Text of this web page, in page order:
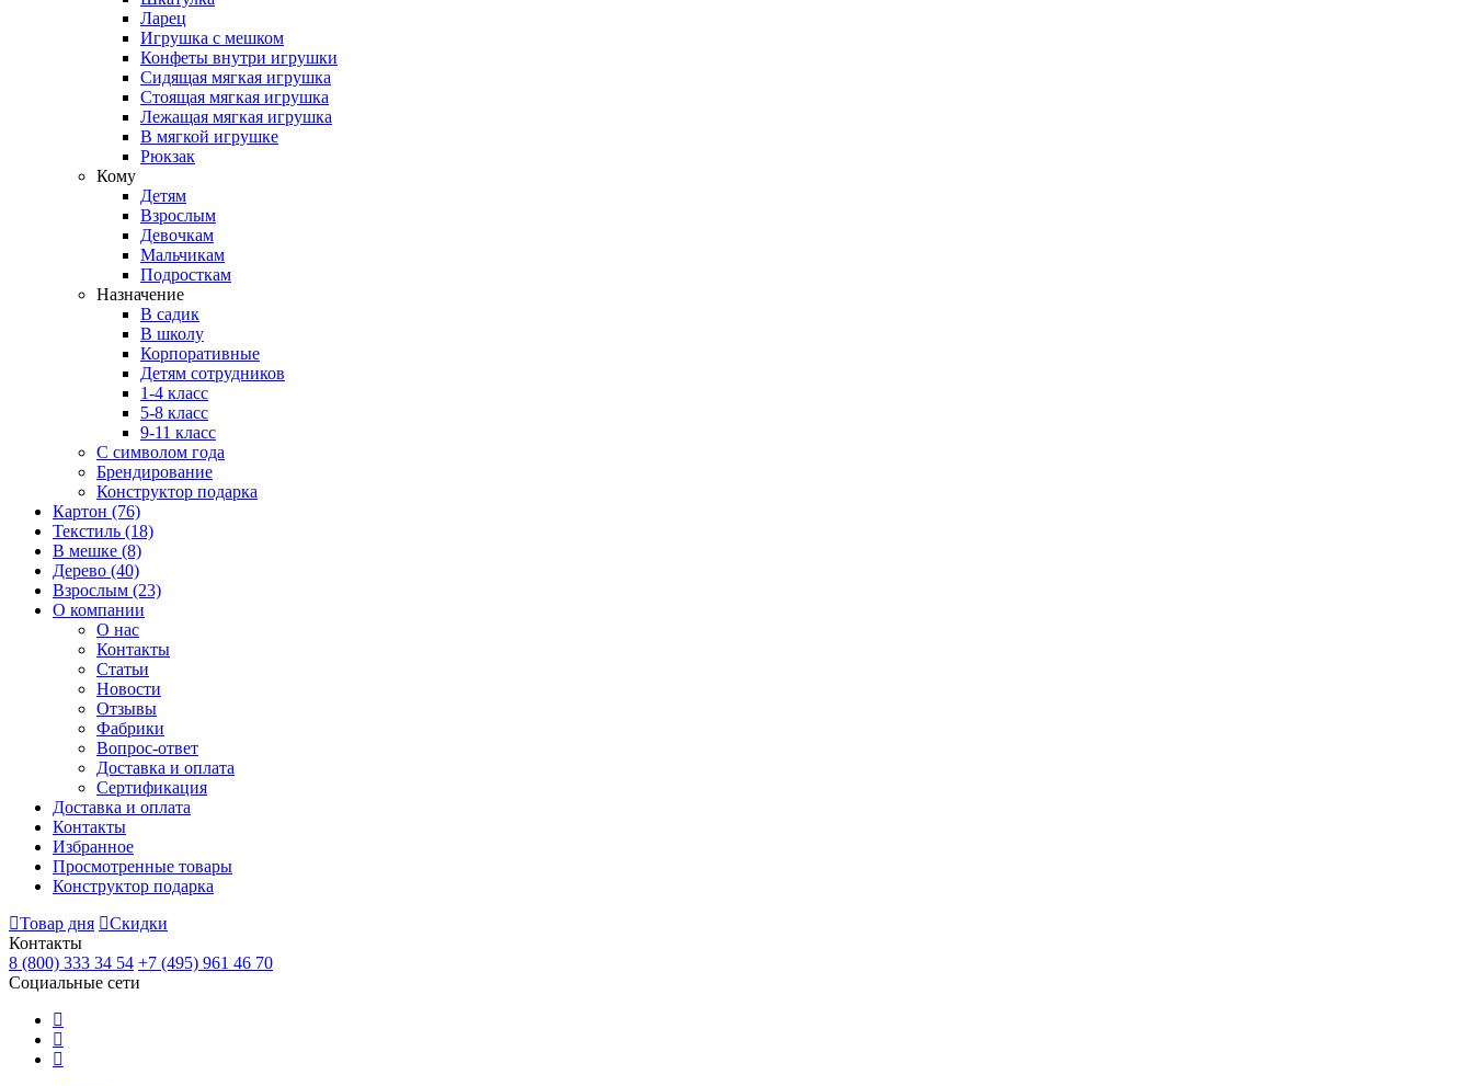
Ларец
Игрушка с мешком
Конфеты внутри игрушки
Сидящая мягкая игрушка
Стоящая мягкая игрушка
Лежащая мягкая игрушка
В мягкой игрушке
Рюкзак
Кому
Детям
Взрослым
Девочкам
Мальчикам
Подросткам
Назначение
В садик
В школу
Корпоративные
Детям сотрудников
1-4 класс
5-8 класс
9-11 класс
С символом года
Брендирование
Конструктор подарка
Картон (76)
Текстиль (18)
В мешке (8)
Дерево (40)
Взрослым (23)
О компании
О нас
Контакты
Статьи
Новости
Отзывы
Фабрики
Вопрос-ответ
Доставка и оплата
Сертификация
Доставка и оплата
Контакты
Избранное
Просмотренные товары
Конструктор подарка
Товар дня
Скидки
Контакты
8 (800) 333 34 54 +7 (495) 961 46 70
Социальные сети